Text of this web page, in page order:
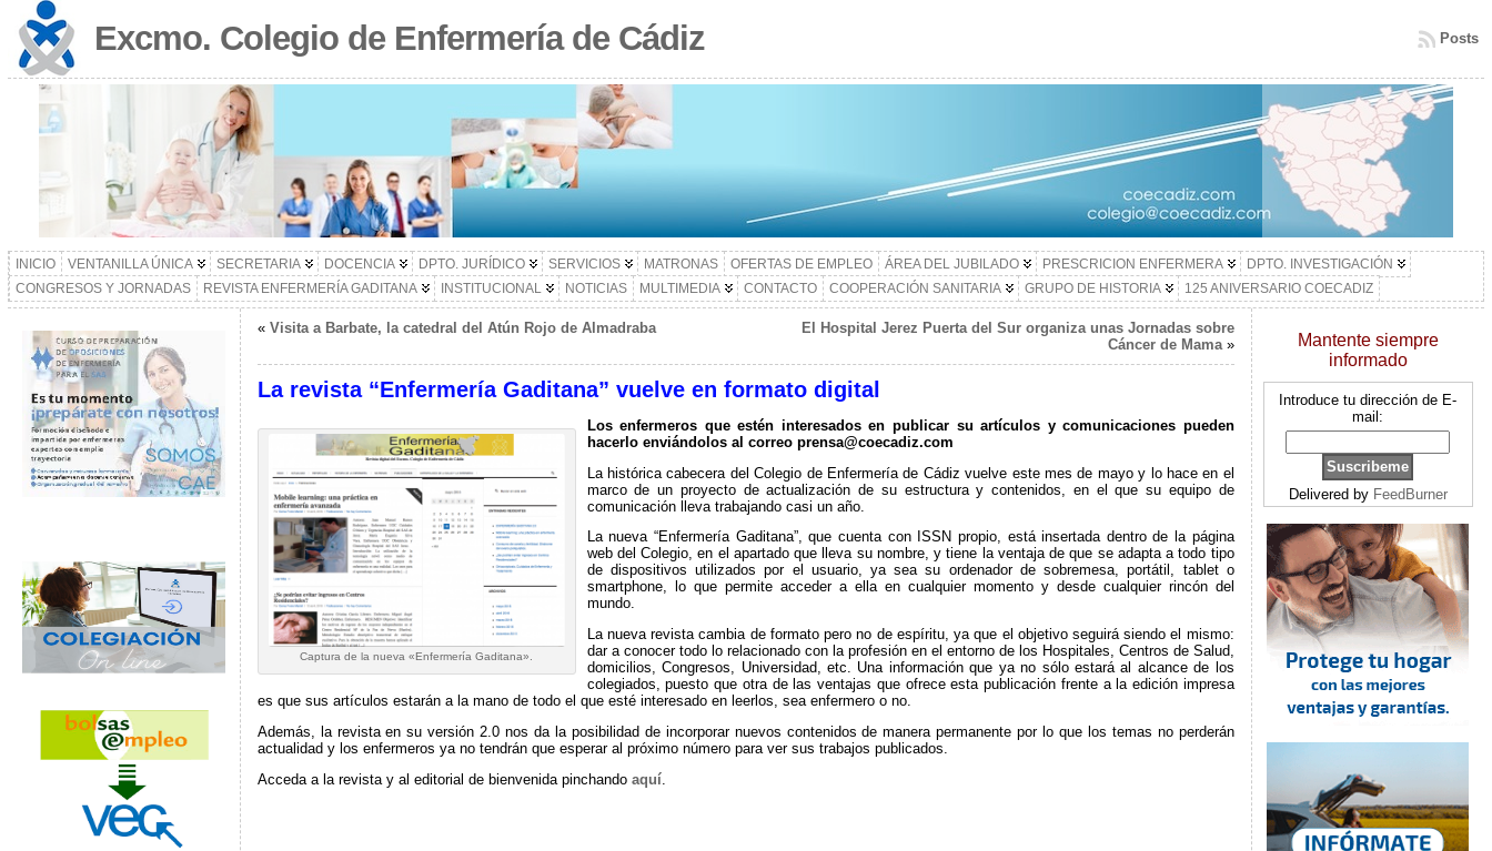
Excmo. Colegio de Enfermería de Cádiz Posts
INICIO VENTANILLA ÚNICA SECRETARIA DOCENCIA DPTO. JURÍDICO SERVICIOS MATRONAS OFERTAS DE EMPLEO ÁREA DEL JUBILADO PRESCRICION ENFERMERA
DPTO. INVESTIGACIÓN
CONGRESOS Y JORNADAS
REVISTA ENFERMERÍA GADITANA INSTITUCIONAL NOTICIAS MULTIMEDIA CONTACTO COOPERACIÓN SANITARIA GRUPO DE HISTORIA 125 ANIVERSARIO COECADIZ
« Visita a Barbate, la catedral del Atún Rojo de Almadraba
El Hospital Jerez Puerta del Sur organiza unas Jornadas sobre
Cáncer de Mama»
La revista “Enfermería Gaditana” vuelve en formato digital
Captura de la nueva «Enfermería Gaditana».
Los enfermeros que estén interesados en publicar su artículos y comunicaciones pueden
hacerlo enviándolos al correo prensa@coecadiz.com
La histórica cabecera del Colegio de Enfermería de Cádiz vuelve este mes de mayo y lo hace en el
marco de un proyecto de actualización de su estructura y contenidos, en el que su equipo de
comunicación lleva trabajando casi un año.
La nueva “Enfermería Gaditana”, que cuenta con ISSN propio, está insertada dentro de la página
web del Colegio, en el apartado que lleva su nombre, y tiene la ventaja de que se adapta a todo tipo
de dispositivos utilizados por el usuario, ya sea su ordenador de sobremesa, portátil, tablet o
smartphone, lo que permite acceder a ella en cualquier momento y desde cualquier rincón del
mundo.
La nueva revista cambia de formato pero no de espíritu, ya que el objetivo seguirá siendo el mismo:
dar a conocer todo lo relacionado con la profesión en el entorno de los Hospitales, Centros de Salud,
domicilios, Congresos, Universidad, etc. Una información que ya no sólo estará al alcance de los
colegiados, puesto que otra de las ventajas que ofrece esta publicación frente a la edición impresa
es que sus artículos estarán a la mano de todo el que esté interesado en leerlos, sea enfermero o no.
Además, la revista en su versión 2.0 nos da la posibilidad de incorporar nuevos contenidos de manera permanente por lo que los temas no perderán
actualidad y los enfermeros ya no tendrán que esperar al próximo número para ver sus trabajos publicados.
Acceda a la revista y al editorial de bienvenida pinchando aquí
Mantente siempre
informado
Introduce tu dirección de E-
mail:
Delivered by FeedBurner